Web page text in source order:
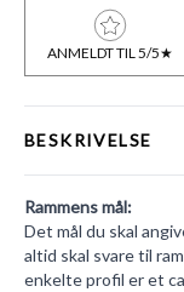
ANMELDT TIL 5/5★
BESKRIVELSE
Rammens mål:
Det mål du skal
altid skal svare til
enkelte profil er et